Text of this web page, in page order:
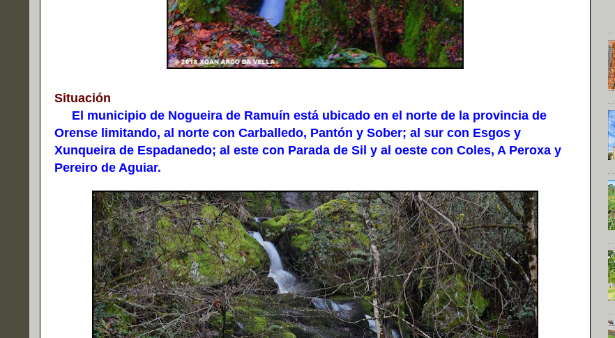
Situación
El municipio de Nogueira de Ramuín está ubicado en el norte de la provincia de
Orense limitando, al norte con Carballedo, Pantón y Sober; al sur con Esgos y
Xunqueira de Espadanedo; al este con Parada de Sil y al oeste con Coles, A Peroxa y
Pereiro de Aguiar.